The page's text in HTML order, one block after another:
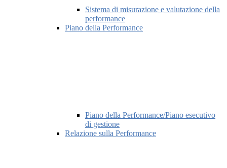
Sistema di misurazione e valutazione della
performance
Piano della Performance
Piano della Performance/Piano esecutivo
di gestione
Relazione sulla Performance